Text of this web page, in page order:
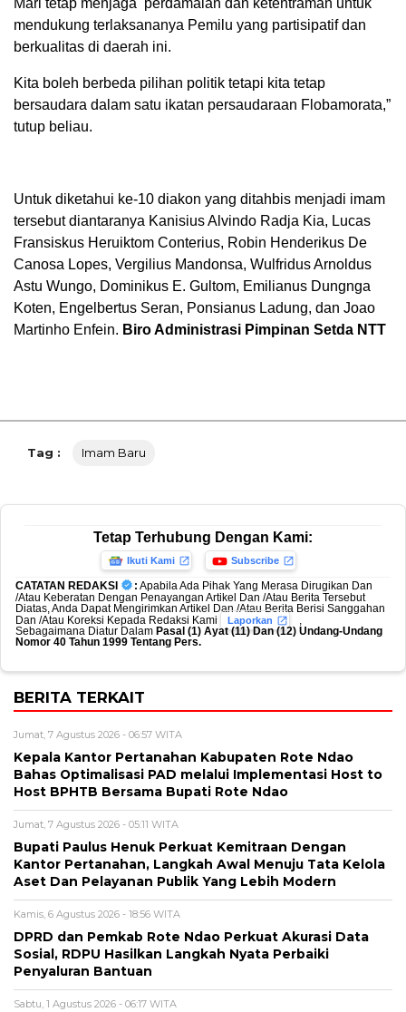
Mari tetap menjaga perdamaian dan ketentraman untuk
mendukung terlaksananya Pemilu yang partisipatif dan
berkualitas di daerah ini.
Kita boleh berbeda pilihan politik tetapi kita tetap
bersaudara dalam satu ikatan persaudaraan Flobamorata,”
tutup beliau.
Untuk diketahui ke-10 diakon yang ditahbis menjadi imam
tersebut diantaranya Kanisius Alvindo Radja Kia, Lucas
Fransiskus Heruiktom Conterius, Robin Henderikus De
Canosa Lopes, Vergilius Mandonsa, Wulfridus Arnoldus
Astu Wungo, Dominikus E. Gultom, Emilianus Dungnga
Koten, Engelbertus Seran, Ponsianus Ladung, dan Joao
Martinho Enfein. Biro Administrasi Pimpinan Setda NTT
Tag : Imam Baru
Tetap Terhubung Dengan Kami:
Ikuti Kami Subscribe
CATATAN REDAKSI : Apabila Ada Pihak Yang Merasa Dirugikan Dan
/Atau Keberatan Dengan Penayangan Artikel Dan /Atau Berita Tersebut
Diatas, Anda Dapat Mengirimkan Artikel Dan /Atau Berita Berisi Sanggahan
Dan /Atau Koreksi Kepada Redaksi Kami
Laporkan
,
Sebagaimana Diatur Dalam Pasal (1) Ayat (11) Dan (12) Undang-Undang
Nomor 40 Tahun 1999 Tentang Pers.
BERITA TERKAIT
Jumat, 7 Agustus 2026 - 06:57 WITA
Kepala Kantor Pertanahan Kabupaten Rote Ndao
Bahas Optimalisasi PAD melalui Implementasi Host to
Host BPHTB Bersama Bupati Rote Ndao
Jumat, 7 Agustus 2026 - 05:11 WITA
Bupati Paulus Henuk Perkuat Kemitraan Dengan
Kantor Pertanahan, Langkah Awal Menuju Tata Kelola
Aset Dan Pelayanan Publik Yang Lebih Modern
Kamis, 6 Agustus 2026 - 18:56 WITA
DPRD dan Pemkab Rote Ndao Perkuat Akurasi Data
Sosial, RDPU Hasilkan Langkah Nyata Perbaiki
Penyaluran Bantuan
Sabtu, 1 Agustus 2026 - 06:17 WITA